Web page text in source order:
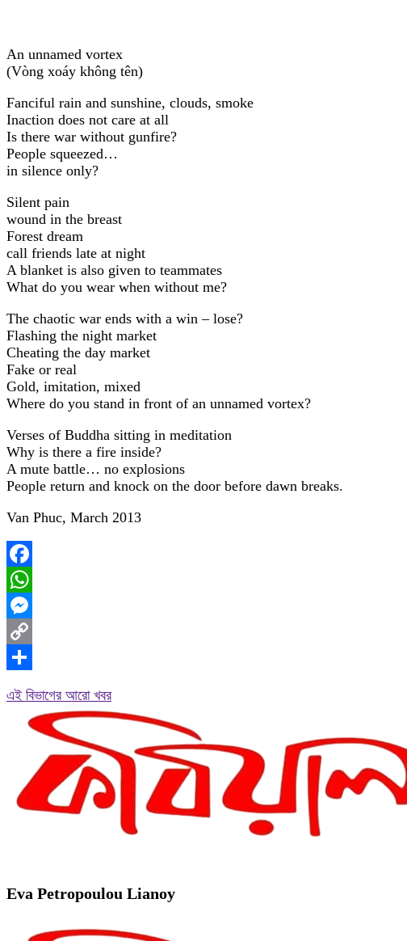
An unnamed vortex
(Vòng xoáy không tên)
Fanciful rain and sunshine, clouds, smoke
Inaction does not care at all
Is there war without gunfire?
People squeezed…
in silence only?
Silent pain
wound in the breast
Forest dream
call friends late at night
A blanket is also given to teammates
What do you wear when without me?
The chaotic war ends with a win – lose?
Flashing the night market
Cheating the day market
Fake or real
Gold, imitation, mixed
Where do you stand in front of an unnamed vortex?
Verses of Buddha sitting in meditation
Why is there a fire inside?
A mute battle… no explosions
People return and knock on the door before dawn breaks.
Van Phuc, March 2013
Facebook
WhatsApp
Messenger
Copy
এই বিভাগের আরো খবর
Eva Petropoulou Lianoy